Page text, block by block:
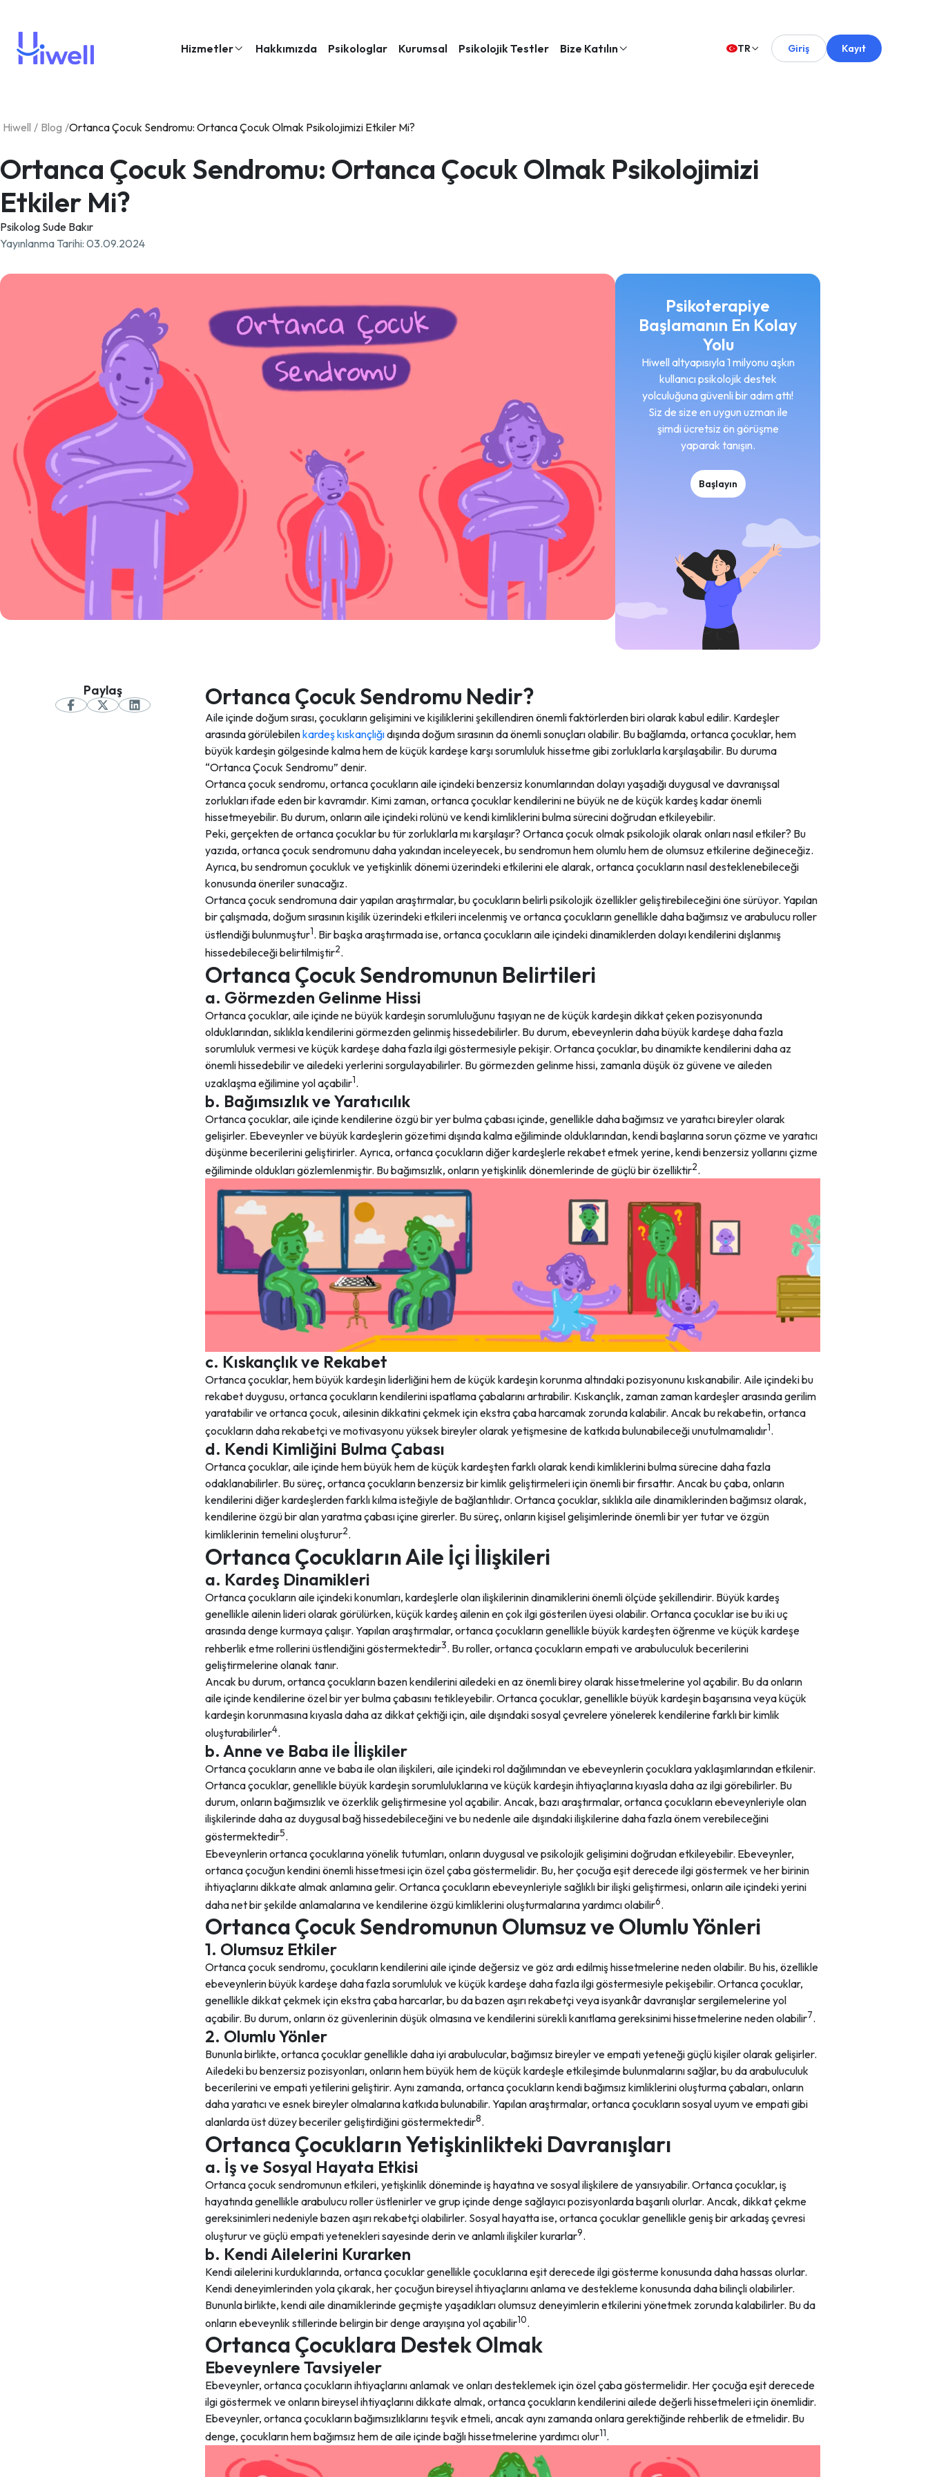
Hizmetler Hakkımızda Psikologlar Kurumsal Psikolojik Testler Bize Katılın TR Giriş Kayıt
Hiwell / Blog /Ortanca Çocuk Sendromu: Ortanca Çocuk Olmak Psikolojimizi Etkiler Mi?
Ortanca Çocuk Sendromu: Ortanca Çocuk Olmak Psikolojimizi
Etkiler Mi?
Psikolog Sude Bakır
Yayınlanma Tarihi: 03.09.2024
Psikoterapiye
Başlamanın En Kolay
Yolu
Hiwell altyapısıyla 1 milyonu aşkın
kullanıcı psikolojik destek
yolculuğuna güvenli bir adım attı!
Siz de size en uygun uzman ile
şimdi ücretsiz ön görüşme
yaparak tanışın.
Başlayın
Paylaş Ortanca Çocuk Sendromu Nedir?
Aile içinde doğum sırası, çocukların gelişimini ve kişiliklerini şekillendiren önemli faktörlerden biri olarak kabul edilir. Kardeşler
arasında görülebilenkardeş kıskançlığıdışında doğum sırasının da önemli sonuçları olabilir. Bu bağlamda, ortanca çocuklar, hem
büyük kardeşin gölgesinde kalma hem de küçük kardeşe karşı sorumluluk hissetme gibi zorluklarla karşılaşabilir. Bu duruma
“Ortanca Çocuk Sendromu” denir.
Ortanca çocuk sendromu, ortanca çocukların aile içindeki benzersiz konumlarından dolayı yaşadığı duygusal ve davranışsal
zorlukları ifade eden bir kavramdır. Kimi zaman, ortanca çocuklar kendilerini ne büyük ne de küçük kardeş kadar önemli
hissetmeyebilir. Bu durum, onların aile içindeki rolünü ve kendi kimliklerini bulma sürecini doğrudan etkileyebilir.
Peki, gerçekten de ortanca çocuklar bu tür zorluklarla mı karşılaşır? Ortanca çocuk olmak psikolojik olarak onları nasıl etkiler? Bu
yazıda, ortanca çocuk sendromunu daha yakından inceleyecek, bu sendromun hem olumlu hem de olumsuz etkilerine değineceğiz.
Ayrıca, bu sendromun çocukluk ve yetişkinlik dönemi üzerindeki etkilerini ele alarak, ortanca çocukların nasıl desteklenebileceği
konusunda öneriler sunacağız.
Ortanca çocuk sendromuna dair yapılan araştırmalar, bu çocukların belirli psikolojik özellikler geliştirebileceğini öne sürüyor. Yapılan
bir çalışmada, doğum sırasının kişilik üzerindeki etkileri incelenmiş ve ortanca çocukların genellikle daha bağımsız ve arabulucu roller
üstlendiği bulunmuştur1. Bir başka araştırmada ise, ortanca çocukların aile içindeki dinamiklerden dolayı kendilerini dışlanmış
hissedebileceği belirtilmiştir2.
Ortanca Çocuk Sendromunun Belirtileri
a. Görmezden Gelinme Hissi
Ortanca çocuklar, aile içinde ne büyük kardeşin sorumluluğunu taşıyan ne de küçük kardeşin dikkat çeken pozisyonunda
olduklarından, sıklıkla kendilerini görmezden gelinmiş hissedebilirler. Bu durum, ebeveynlerin daha büyük kardeşe daha fazla
sorumluluk vermesi ve küçük kardeşe daha fazla ilgi göstermesiyle pekişir. Ortanca çocuklar, bu dinamikte kendilerini daha az
önemli hissedebilir ve ailedeki yerlerini sorgulayabilirler. Bu görmezden gelinme hissi, zamanla düşük öz güvene ve aileden
uzaklaşma eğilimine yol açabilir1.
b. Bağımsızlık ve Yaratıcılık
Ortanca çocuklar, aile içinde kendilerine özgü bir yer bulma çabası içinde, genellikle daha bağımsız ve yaratıcı bireyler olarak
gelişirler. Ebeveynler ve büyük kardeşlerin gözetimi dışında kalma eğiliminde olduklarından, kendi başlarına sorun çözme ve yaratıcı
düşünme becerilerini geliştirirler. Ayrıca, ortanca çocukların diğer kardeşlerle rekabet etmek yerine, kendi benzersiz yollarını çizme
eğiliminde oldukları gözlemlenmiştir. Bu bağımsızlık, onların yetişkinlik dönemlerinde de güçlü bir özelliktir2.
c. Kıskançlık ve Rekabet
Ortanca çocuklar, hem büyük kardeşin liderliğini hem de küçük kardeşin korunma altındaki pozisyonunu kıskanabilir. Aile içindeki bu
rekabet duygusu, ortanca çocukların kendilerini ispatlama çabalarını artırabilir. Kıskançlık, zaman zaman kardeşler arasında gerilim
yaratabilir ve ortanca çocuk, ailesinin dikkatini çekmek için ekstra çaba harcamak zorunda kalabilir. Ancak bu rekabetin, ortanca
çocukların daha rekabetçi ve motivasyonu yüksek bireyler olarak yetişmesine de katkıda bulunabileceği unutulmamalıdır1.
d. Kendi Kimliğini Bulma Çabası
Ortanca çocuklar, aile içinde hem büyük hem de küçük kardeşten farklı olarak kendi kimliklerini bulma sürecine daha fazla
odaklanabilirler. Bu süreç, ortanca çocukların benzersiz bir kimlik geliştirmeleri için önemli bir fırsattır. Ancak bu çaba, onların
kendilerini diğer kardeşlerden farklı kılma isteğiyle de bağlantılıdır. Ortanca çocuklar, sıklıkla aile dinamiklerinden bağımsız olarak,
kendilerine özgü bir alan yaratma çabası içine girerler. Bu süreç, onların kişisel gelişimlerinde önemli bir yer tutar ve özgün
kimliklerinin temelini oluşturur2.
Ortanca Çocukların Aile İçi İlişkileri
a. Kardeş Dinamikleri
Ortanca çocukların aile içindeki konumları, kardeşlerle olan ilişkilerinin dinamiklerini önemli ölçüde şekillendirir. Büyük kardeş
genellikle ailenin lideri olarak görülürken, küçük kardeş ailenin en çok ilgi gösterilen üyesi olabilir. Ortanca çocuklar ise bu iki uç
arasında denge kurmaya çalışır. Yapılan araştırmalar, ortanca çocukların genellikle büyük kardeşten öğrenme ve küçük kardeşe
rehberlik etme rollerini üstlendiğini göstermektedir3. Bu roller, ortanca çocukların empati ve arabuluculuk becerilerini
geliştirmelerine olanak tanır.
Ancak bu durum, ortanca çocukların bazen kendilerini ailedeki en az önemli birey olarak hissetmelerine yol açabilir. Bu da onların
aile içinde kendilerine özel bir yer bulma çabasını tetikleyebilir. Ortanca çocuklar, genellikle büyük kardeşin başarısına veya küçük
kardeşin korunmasına kıyasla daha az dikkat çektiği için, aile dışındaki sosyal çevrelere yönelerek kendilerine farklı bir kimlik
oluşturabilirler4.
b. Anne ve Baba ile İlişkiler
Ortanca çocukların anne ve baba ile olan ilişkileri, aile içindeki rol dağılımından ve ebeveynlerin çocuklara yaklaşımlarından etkilenir.
Ortanca çocuklar, genellikle büyük kardeşin sorumluluklarına ve küçük kardeşin ihtiyaçlarına kıyasla daha az ilgi görebilirler. Bu
durum, onların bağımsızlık ve özerklik geliştirmesine yol açabilir. Ancak, bazı araştırmalar, ortanca çocukların ebeveynleriyle olan
ilişkilerinde daha az duygusal bağ hissedebileceğini ve bu nedenle aile dışındaki ilişkilerine daha fazla önem verebileceğini
göstermektedir5.
Ebeveynlerin ortanca çocuklarına yönelik tutumları, onların duygusal ve psikolojik gelişimini doğrudan etkileyebilir. Ebeveynler,
ortanca çocuğun kendini önemli hissetmesi için özel çaba göstermelidir. Bu, her çocuğa eşit derecede ilgi göstermek ve her birinin
ihtiyaçlarını dikkate almak anlamına gelir. Ortanca çocukların ebeveynleriyle sağlıklı bir ilişki geliştirmesi, onların aile içindeki yerini
daha net bir şekilde anlamalarına ve kendilerine özgü kimliklerini oluşturmalarına yardımcı olabilir6.
Ortanca Çocuk Sendromunun Olumsuz ve Olumlu Yönleri
1. Olumsuz Etkiler
Ortanca çocuk sendromu, çocukların kendilerini aile içinde değersiz ve göz ardı edilmiş hissetmelerine neden olabilir. Bu his, özellikle
ebeveynlerin büyük kardeşe daha fazla sorumluluk ve küçük kardeşe daha fazla ilgi göstermesiyle pekişebilir. Ortanca çocuklar,
genellikle dikkat çekmek için ekstra çaba harcarlar, bu da bazen aşırı rekabetçi veya isyankâr davranışlar sergilemelerine yol
açabilir. Bu durum, onların öz güvenlerinin düşük olmasına ve kendilerini sürekli kanıtlama gereksinimi hissetmelerine neden olabilir7.
2. Olumlu Yönler
Bununla birlikte, ortanca çocuklar genellikle daha iyi arabulucular, bağımsız bireyler ve empati yeteneği güçlü kişiler olarak gelişirler.
Ailedeki bu benzersiz pozisyonları, onların hem büyük hem de küçük kardeşle etkileşimde bulunmalarını sağlar, bu da arabuluculuk
becerilerini ve empati yetilerini geliştirir. Aynı zamanda, ortanca çocukların kendi bağımsız kimliklerini oluşturma çabaları, onların
daha yaratıcı ve esnek bireyler olmalarına katkıda bulunabilir. Yapılan araştırmalar, ortanca çocukların sosyal uyum ve empati gibi
alanlarda üst düzey beceriler geliştirdiğini göstermektedir8.
Ortanca Çocukların Yetişkinlikteki Davranışları
a. İş ve Sosyal Hayata Etkisi
Ortanca çocuk sendromunun etkileri, yetişkinlik döneminde iş hayatına ve sosyal ilişkilere de yansıyabilir. Ortanca çocuklar, iş
hayatında genellikle arabulucu roller üstlenirler ve grup içinde denge sağlayıcı pozisyonlarda başarılı olurlar. Ancak, dikkat çekme
gereksinimleri nedeniyle bazen aşırı rekabetçi olabilirler. Sosyal hayatta ise, ortanca çocuklar genellikle geniş bir arkadaş çevresi
oluşturur ve güçlü empati yetenekleri sayesinde derin ve anlamlı ilişkiler kurarlar9.
b. Kendi Ailelerini Kurarken
Kendi ailelerini kurduklarında, ortanca çocuklar genellikle çocuklarına eşit derecede ilgi gösterme konusunda daha hassas olurlar.
Kendi deneyimlerinden yola çıkarak, her çocuğun bireysel ihtiyaçlarını anlama ve destekleme konusunda daha bilinçli olabilirler.
Bununla birlikte, kendi aile dinamiklerinde geçmişte yaşadıkları olumsuz deneyimlerin etkilerini yönetmek zorunda kalabilirler. Bu da
onların ebeveynlik stillerinde belirgin bir denge arayışına yol açabilir10.
Ortanca Çocuklara Destek Olmak
Ebeveynlere Tavsiyeler
Ebeveynler, ortanca çocukların ihtiyaçlarını anlamak ve onları desteklemek için özel çaba göstermelidir. Her çocuğa eşit derecede
ilgi göstermek ve onların bireysel ihtiyaçlarını dikkate almak, ortanca çocukların kendilerini ailede değerli hissetmeleri için önemlidir.
Ebeveynler, ortanca çocukların bağımsızlıklarını teşvik etmeli, ancak aynı zamanda onlara gerektiğinde rehberlik de etmelidir. Bu
denge, çocukların hem bağımsız hem de aile içinde bağlı hissetmelerine yardımcı olur11.